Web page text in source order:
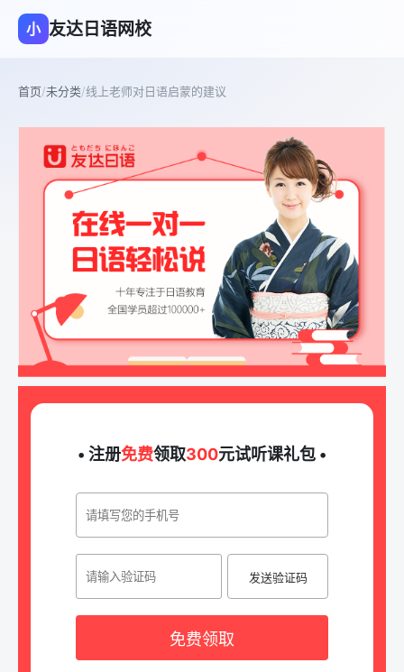
小 友达日语网校
首页/未分类/线上老师对日语启蒙的建议
• 注册免费领取300元试听课礼包 •
发送验证码
免费领取